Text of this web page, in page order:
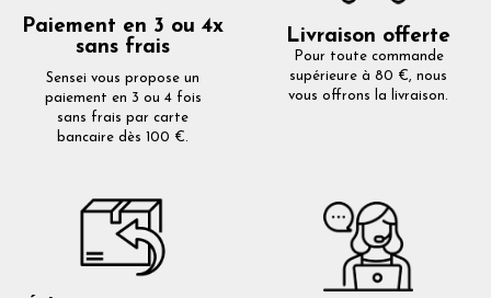
Paiement en 3 ou 4x
sans frais
Sensei vous propose un
paiement en 3 ou 4 fois
sans frais par carte
bancaire dès 100 €.
Livraison offerte
Pour toute commande
supérieure à 80 €, nous
vous offrons la livraison.